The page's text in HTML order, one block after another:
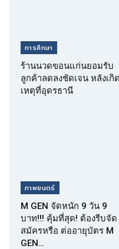
การศึกษา
ร้านนวดขอนแก่นยอมรับ
ลูกค้าลดลงชัดเจน หลังเกิด
เหตุที่อุดรธานี
ภาพยนตร์
M GEN จัดหนัก 9 วัน 9
บาท!!! คุ้มที่สุด! ต้องรีบจัด
สมัครหรือ ต่ออายุบัตร M
GEN…